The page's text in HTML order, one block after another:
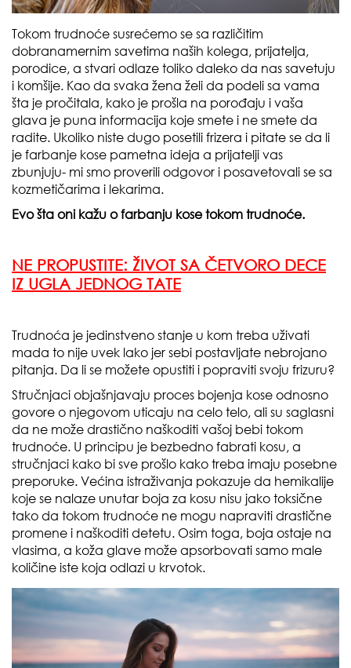
Tokom trudnoće susrećemo se sa različitim
dobranamernim savetima naših kolega, prijatelja,
porodice, a stvari odlaze toliko daleko da nas savetuju
i komšije. Kao da svaka žena želi da podeli sa vama
šta je pročitala, kako je prošla na porođaju i vaša
glava je puna informacija koje smete i ne smete da
radite. Ukoliko niste dugo posetili frizera i pitate se da li
je farbanje kose pametna ideja a prijatelji vas
zbunjuju- mi smo proverili odgovor i posavetovali se sa
kozmetičarima i lekarima.
Evo šta oni kažu o farbanju kose tokom trudnoće.
NE PROPUSTITE: ŽIVOT SA ČETVORO DECE
IZ UGLA JEDNOG TATE
Trudnoća je jedinstveno stanje u kom treba uživati
mada to nije uvek lako jer sebi postavljate nebrojano
pitanja. Da li se možete opustiti i popraviti svoju frizuru?
Stručnjaci objašnjavaju proces bojenja kose odnosno
govore o njegovom uticaju na celo telo, ali su saglasni
da ne može drastično naškoditi vašoj bebi tokom
trudnoće. U principu je bezbedno fabrati kosu, a
stručnjaci kako bi sve prošlo kako treba imaju posebne
preporuke. Većina istraživanja pokazuje da hemikalije
koje se nalaze unutar boja za kosu nisu jako toksične
tako da tokom trudnoće ne mogu napraviti drastične
promene i naškoditi detetu. Osim toga, boja ostaje na
vlasima, a koža glave može apsorbovati samo male
količine iste koja odlazi u krvotok.